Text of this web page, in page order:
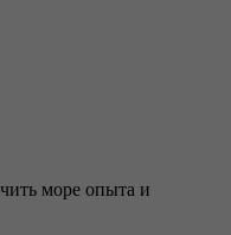
море опыта и